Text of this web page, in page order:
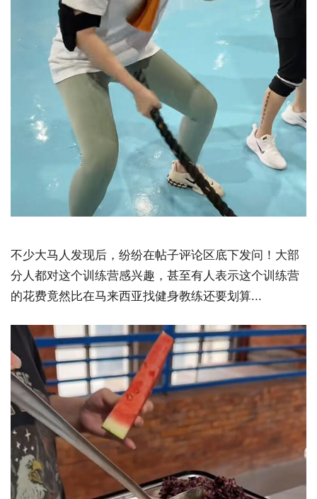
不少大马人发现后，纷纷在帖子评论区底下发问！大部
分人都对这个训练营感兴趣，甚至有人表示这个训练营
的花费竟然比在马来西亚找健身教练还要划算...